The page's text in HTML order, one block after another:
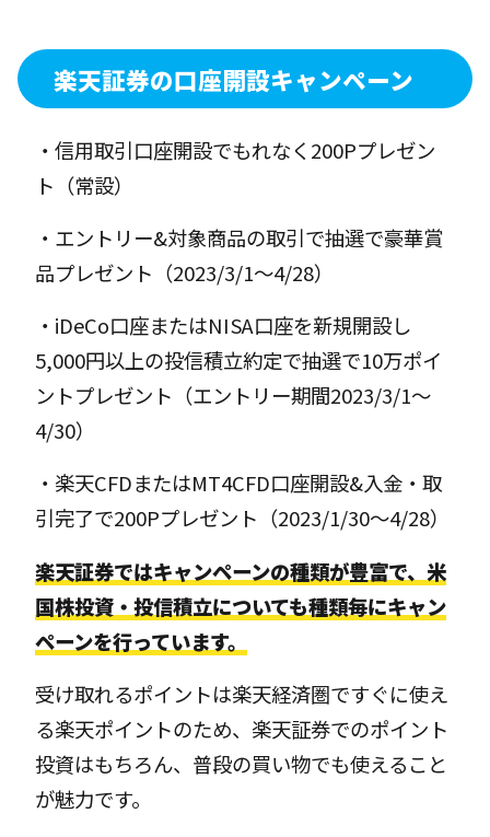
楽天証券の口座開設キャンペーン
・信用取引口座開設でもれなく200Pプレゼン
ト（常設）
・エントリー&対象商品の取引で抽選で豪華賞
品プレゼント（2023/3/1〜4/28）
・iDeCo口座またはNISA口座を新規開設し
5,000円以上の投信積立約定で抽選で10万ポイ
ントプレゼント（エントリー期間2023/3/1〜
4/30）
・楽天CFDまたはMT4CFD口座開設&入金・取
引完了で200Pプレゼント（2023/1/30〜4/28）
楽天証券ではキャンペーンの種類が豊富で、米
国株投資・投信積立についても種類毎にキャン
ペーンを行っています。
受け取れるポイントは楽天経済圏ですぐに使え
る楽天ポイントのため、楽天証券でのポイント
投資はもちろん、普段の買い物でも使えること
が魅力です。